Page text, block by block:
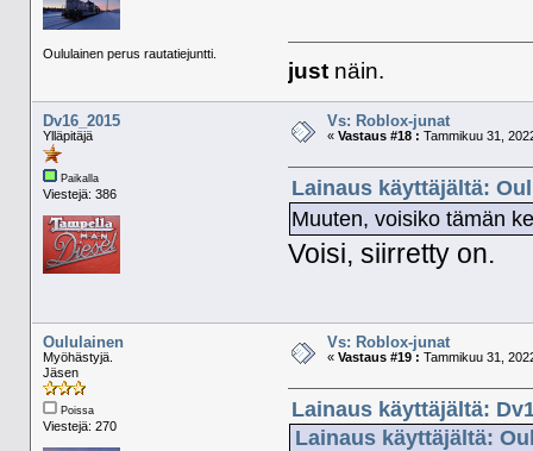
Oululainen perus rautatiejuntti.
just näin.
Dv16_2015
Ylläpitäjä
Paikalla
Viestejä: 386
Vs: Roblox-junat
« Vastaus #18 : Tammikuu 31,
Lainaus käyttäjältä:
Muuten, voisiko tämän
Voisi, siirretty on.
Oululainen
Myöhästyjä.
Jäsen
Poissa
Viestejä: 270
Vs: Roblox-junat
« Vastaus #19 : Tammikuu 31,
Lainaus käyttäjältä:
Lainaus käyttäjältä: